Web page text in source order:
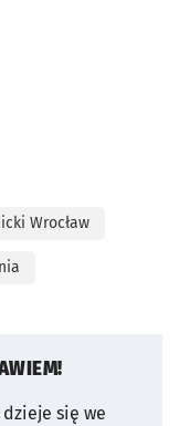
Wrocław
się we